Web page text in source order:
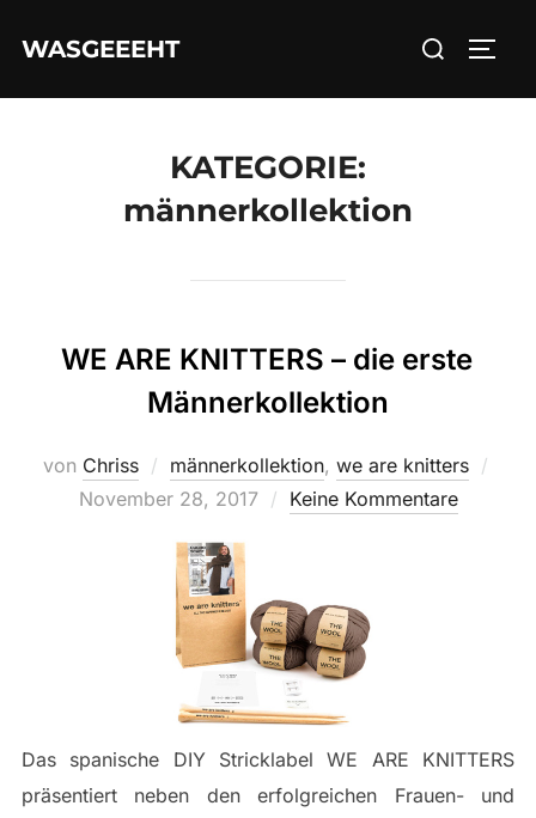
InhaltWASGEEEHT
Suchen
KATEGORIE:
männerkollektion
WE ARE KNITTERS – die erste
Männerkollektion
von Chriss männerkollektion, we are knitters
November 28, 2017 Keine Kommentare
Das spanische DIY Stricklabel WE ARE KNITTERS
präsentiert neben den erfolgreichen Frauen- und